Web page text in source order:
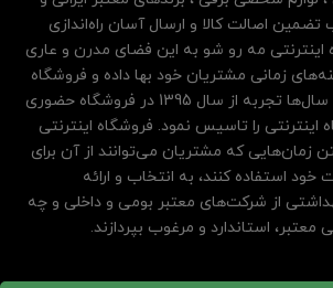
اصالت کالا و ارسال آسان راه‌اندازی
مه رو شو به این فضای مدرن و عاری
زمانی مشتریان خود بها داده و فروشگاه
اینترنتی خود را بر پایه سال‌ها تجربه از سال 1395 در فروشگاه حضوری
اینترنتی را تاسیس نمود. فروشگاه اینترنتی
زمان‌هایی که مشتریان می‌توانند از آن‌ برای
خود استفاده کنند، به انتخاب و ارائه
از شرکت‌های معتبر بومی و داخلی و چه
معتبر، استاندارد و مرغوب بپردازند.